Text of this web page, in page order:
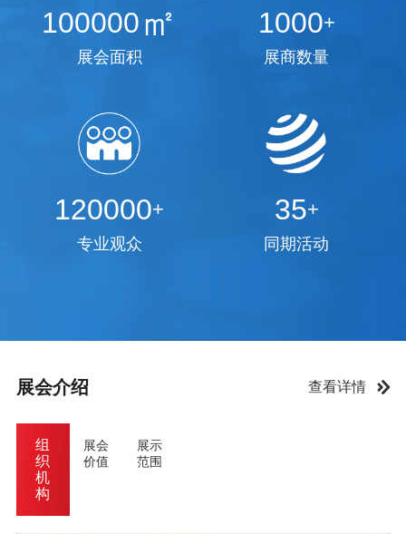
100000㎡
展会面积
1000+
展商数量
120000+
专业观众
35+
同期活动
展会介绍 查看详情
组
织
机
构
展会
价值
展示
范围